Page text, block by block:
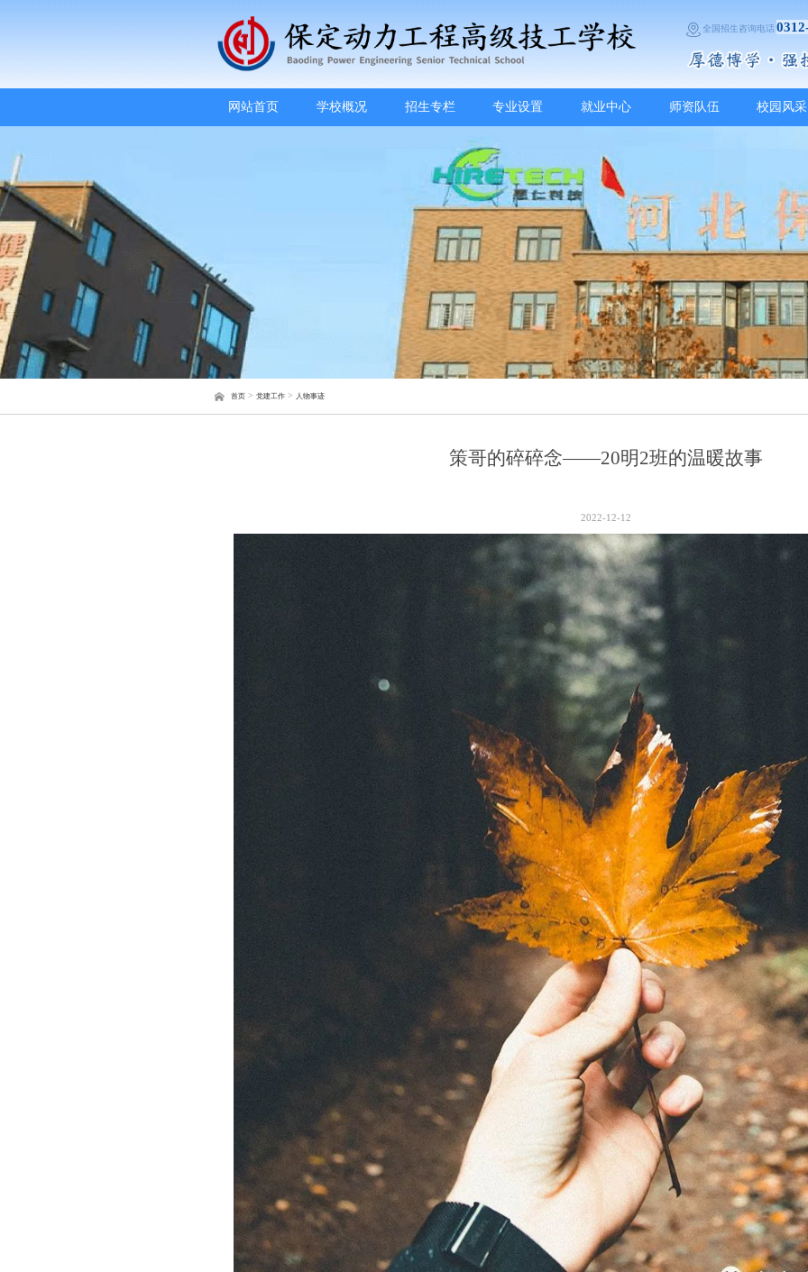
全国招生咨询电话
网站首页 学校概况 招生专栏 专业设置 就业中心 师资队伍 校园风采
首页> 党建工作> 人物事迹
策哥的碎碎念——20明2班的温暖故事
2022-12-12